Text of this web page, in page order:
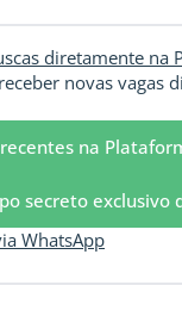
diretamente na
novas vagas
na
secreto exclusivo
WhatsApp